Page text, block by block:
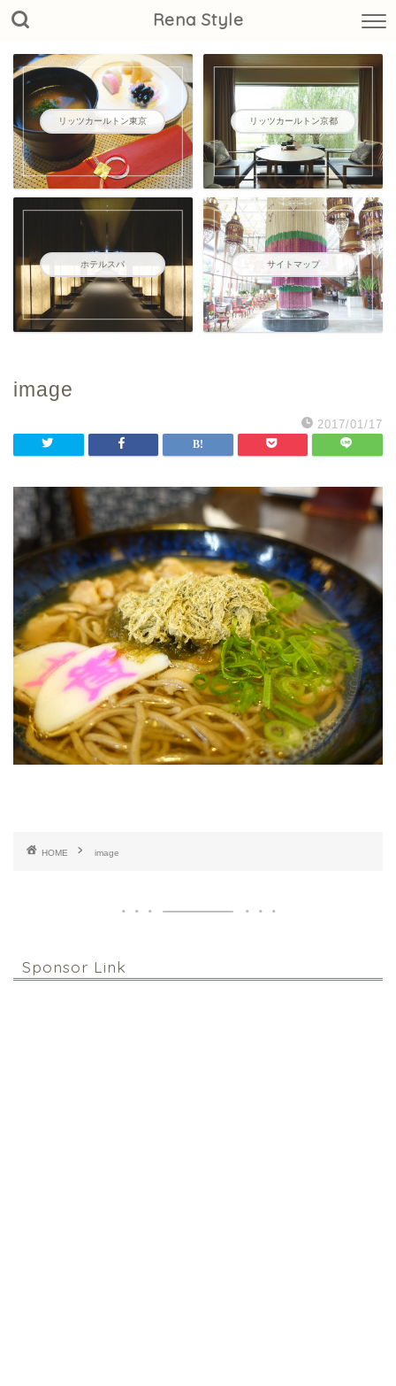
Rena Style
リッツカールトン東京 リッツカールトン京都
ホテルスパ サイトマップ
image
2017/01/17
HOME image
Sponsor Link